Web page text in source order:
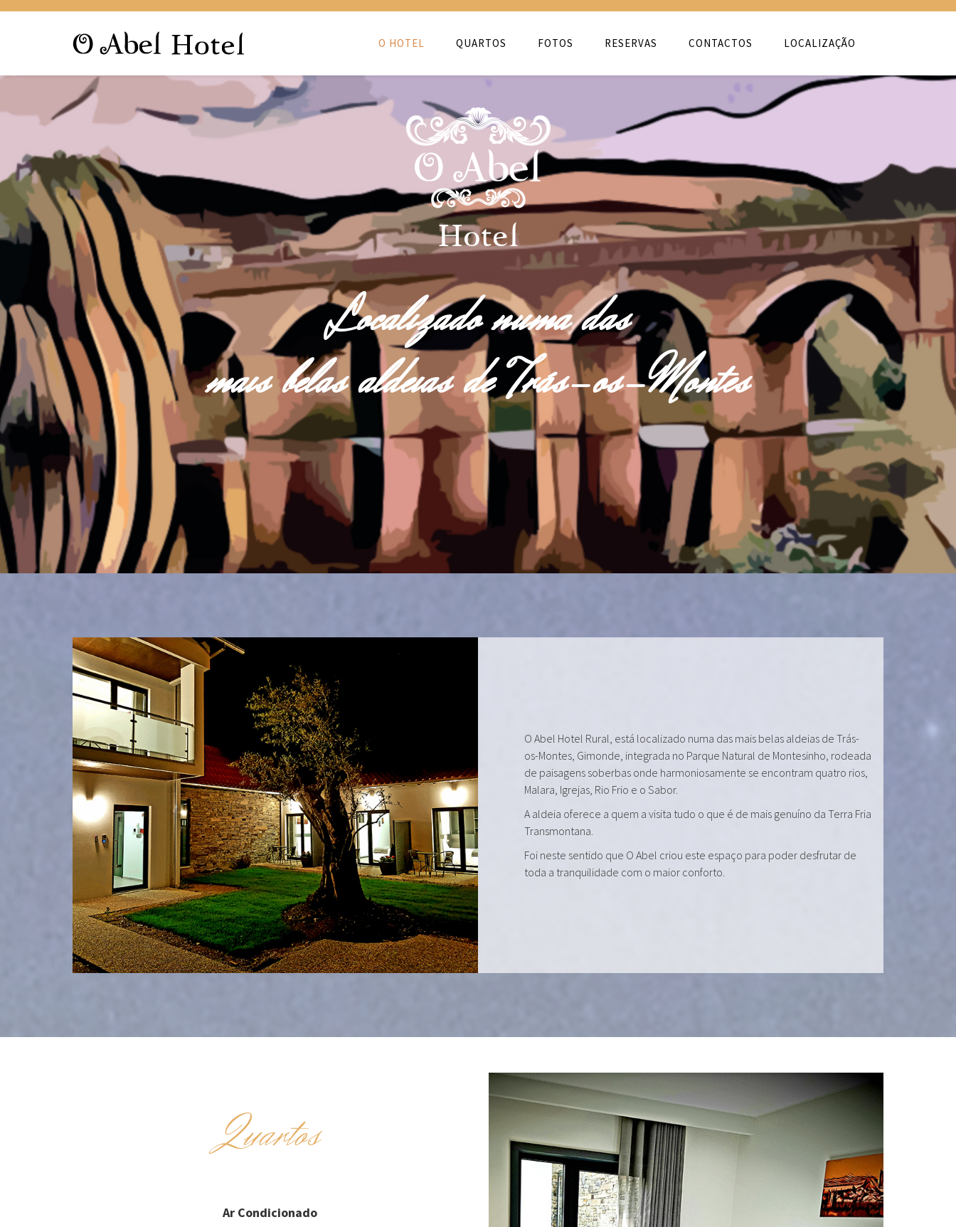
O HOTEL QUARTOS FOTOS RESERVAS CONTACTOS LOCALIZAÇÃO
Localizado numa das
mais belas aldeias de Trás-os-Montes
O Abel Hotel Rural, está localizado numa das mais belas aldeias de Trás-
os-Montes, Gimonde, integrada no Parque Natural de Montesinho, rodeada
de paisagens soberbas onde harmoniosamente se encontram quatro rios,
Malara, Igrejas, Rio Frio e o Sabor.
A aldeia oferece a quem a visita tudo o que é de mais genuíno da Terra Fria
Transmontana.
Foi neste sentido que O Abel criou este espaço para poder desfrutar de
toda a tranquilidade com o maior conforto.
Quartos
Ar Condicionado